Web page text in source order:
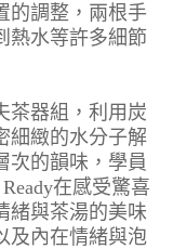
的調整，兩根手
熱水等許多細節
茶器組，利用炭
細緻的水分子解
次的韻味，學員
在感受驚喜
緒與茶湯的美味
及內在情緒與泡